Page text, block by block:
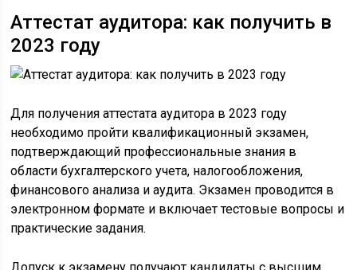
Аттестат аудитора: как получить в
2023 году
Для получения аттестата аудитора в 2023 году
необходимо пройти квалификационный экзамен,
подтверждающий профессиональные знания в
области бухгалтерского учета, налогообложения,
финансового анализа и аудита. Экзамен проводится в
электронном формате и включает тестовые вопросы и
практические задания.